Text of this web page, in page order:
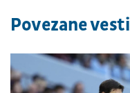
Povezane vesti